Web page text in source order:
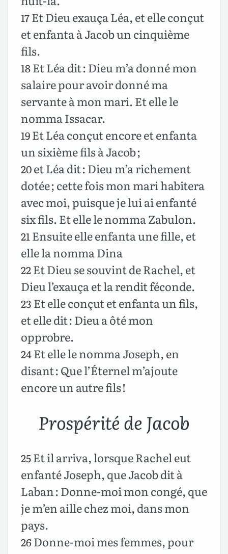
17Et Dieu exauça Léa, et elle conçut
et enfanta à Jacob un cinquième
fils.
18Et Léa dit : Dieu m’a donné mon
salaire pour avoir donné ma
servante à mon mari. Et elle le
nomma Issacar.
19Et Léa conçut encore et enfanta
un sixième fils à Jacob ;
20et Léa dit : Dieu m’a richement
dotée ; cette fois mon mari habitera
avec moi, puisque je lui ai enfanté
six fils. Et elle le nomma Zabulon.
21Ensuite elle enfanta une fille, et
elle la nomma Dina
22Et Dieu se souvint de Rachel, et
Dieu l’exauça et la rendit féconde.
23 Et elle conçut et enfanta un fils,
et elle dit : Dieu a ôté mon
opprobre.
24Et elle le nomma Joseph, en
disant : Que l’Éternel m’ajoute
encore un autre fils !
Prospérité de Jacob
25Et il arriva, lorsque Rachel eut
enfanté Joseph, que Jacob dit à
Laban : Donne-moi mon congé, que
je m’en aille chez moi, dans mon
pays.
26 Donne-moi mes femmes, pour